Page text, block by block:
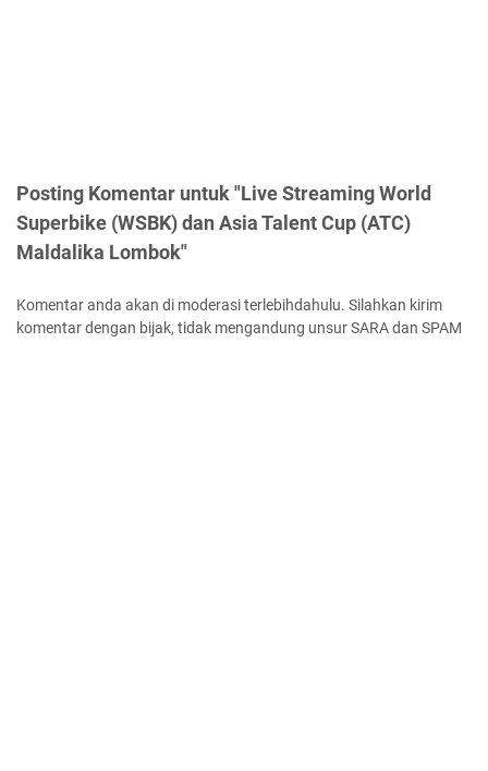
Posting Komentar untuk "Live Streaming World
Superbike (WSBK) dan Asia Talent Cup (ATC)
Maldalika Lombok"
Komentar anda akan di moderasi terlebihdahulu. Silahkan kirim
komentar dengan bijak, tidak mengandung unsur SARA dan SPAM